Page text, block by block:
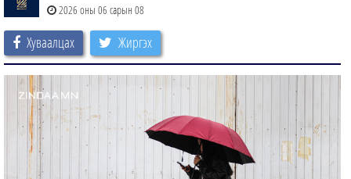
2026 оны 06 сарын 08
Хуваалцах Жиргэх